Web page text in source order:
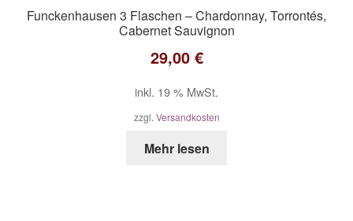
Funckenhausen 3 Flaschen – Chardonnay, Torrontés,
Cabernet Sauvignon
29,00 €
inkl. 19 % MwSt.
zzgl. Versandkosten
Mehr lesen